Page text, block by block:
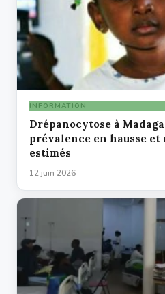
INFORMATION
Drépanocytose à
prévalence en hausse et
estimés
12 juin 2026